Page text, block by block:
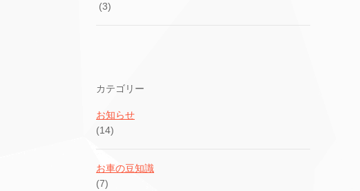
(3)
カテゴリー
お知らせ
(14)
お車の豆知識
(7)